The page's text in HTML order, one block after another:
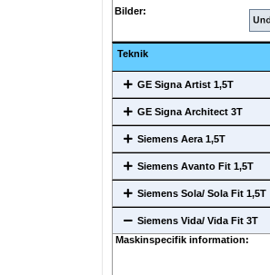
Bilder:
Teknik
GE Signa Artist 1,5T
GE Signa Architect 3T
Siemens Aera 1,5T
Siemens Avanto Fit 1,5T
Siemens Sola/ Sola Fit 1,5T
Siemens Vida/ Vida Fit 3T
Maskinspecifik information: